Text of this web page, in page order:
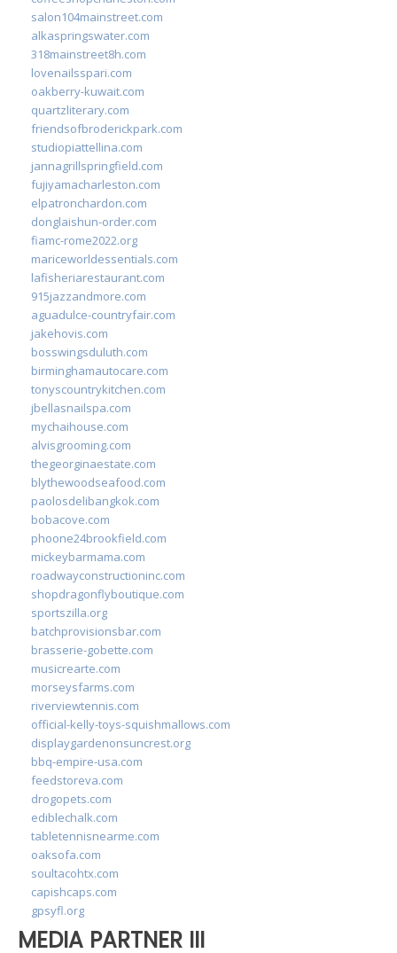
salon104mainstreet.com
alkaspringswater.com
318mainstreet8h.com
lovenailsspari.com
oakberry-kuwait.com
quartzliterary.com
friendsofbroderickpark.com
studiopiattellina.com
jannagrillspringfield.com
fujiyamacharleston.com
elpatronchardon.com
donglaishun-order.com
fiamc-rome2022.org
mariceworldessentials.com
lafisheriarestaurant.com
915jazzandmore.com
aguadulce-countryfair.com
jakehovis.com
bosswingsduluth.com
birminghamautocare.com
tonyscountrykitchen.com
jbellasnailspa.com
mychaihouse.com
alvisgrooming.com
thegeorginaestate.com
blythewoodseafood.com
paolosdelibangkok.com
bobacove.com
phoone24brookfield.com
mickeybarmama.com
roadwayconstructioninc.com
shopdragonflyboutique.com
sportszilla.org
batchprovisionsbar.com
brasserie-gobette.com
musicrearte.com
morseysfarms.com
riverviewtennis.com
official-kelly-toys-squishmallows.com
displaygardenonsuncrest.org
bbq-empire-usa.com
feedstoreva.com
drogopets.com
ediblechalk.com
tabletennisnearme.com
oaksofa.com
soultacohtx.com
capishcaps.com
gpsyfl.org
MEDIA PARTNER III